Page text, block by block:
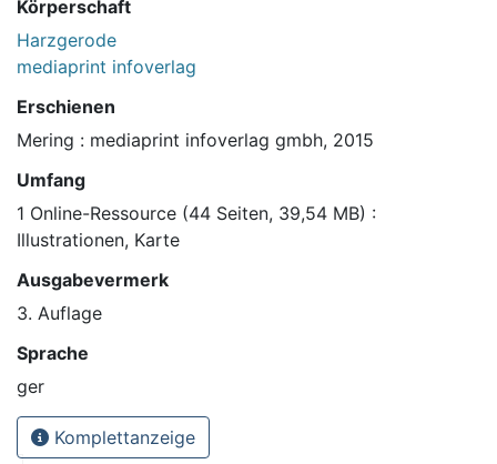
Körperschaft
Harzgerode
mediaprint infoverlag
Erschienen
Mering : mediaprint infoverlag gmbh, 2015
Umfang
1 Online-Ressource (44 Seiten, 39,54 MB) :
Illustrationen, Karte
Ausgabevermerk
3. Auflage
Sprache
ger
Komplettanzeige